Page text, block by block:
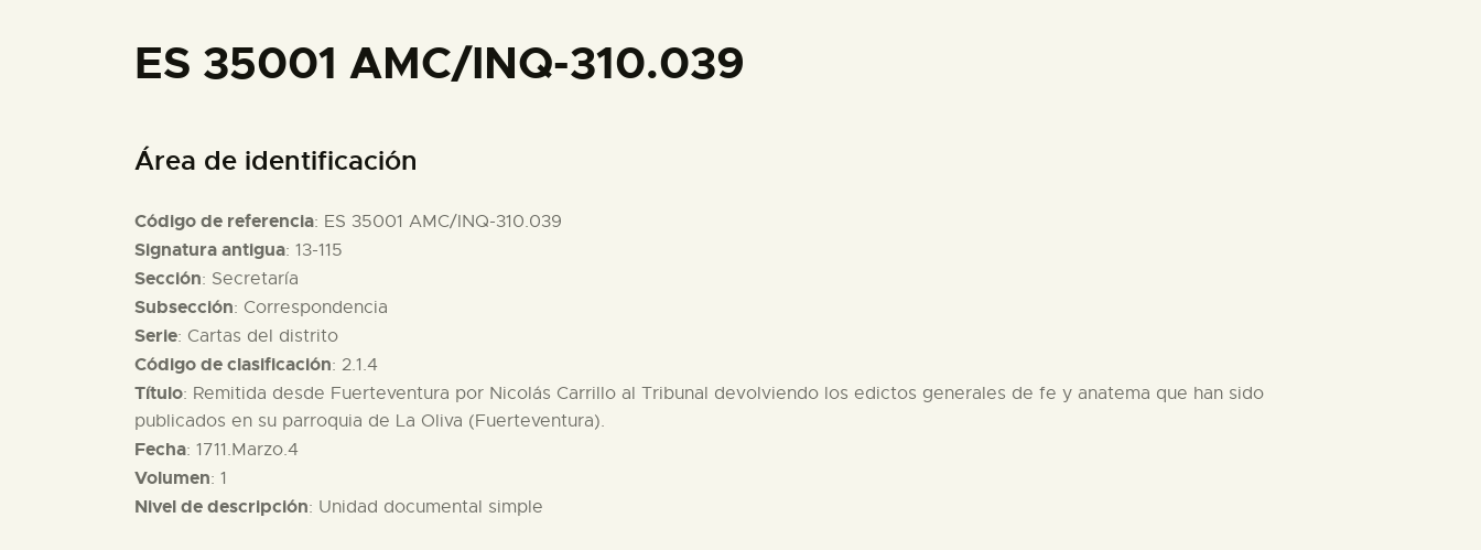
█
ES 35001 AMC/INQ-310.039
Área de identificación
Código de referencia: ES 35001 AMC/INQ-310.039
Signatura antigua: 13-115
Sección: Secretaría
Subsección: Correspondencia
Serie: Cartas del distrito
Código de clasificación: 2.1.4
Título: Remitida desde Fuerteventura por Nicolás Carrillo al Tribunal devolviendo los edictos generales de fe y anatema que han sido
publicados en su parroquia de La Oliva (Fuerteventura).
Fecha: 1711.Marzo.4
Volumen: 1
Nivel de descripción: Unidad documental simple